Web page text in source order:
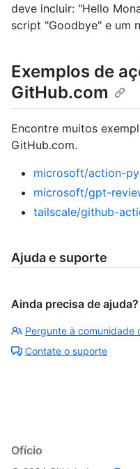
deve incluir: "Hello
script "Goodbye" e um
Exemplos de
GitHub.com
Encontre muitos
GitHub.com.
microsoft/action-
microsoft/gpt-
tailscale/github-
Ajuda e suporte
Ainda precisa de ajuda?
Pergunte à comunidade
Contate o suporte
Ofício